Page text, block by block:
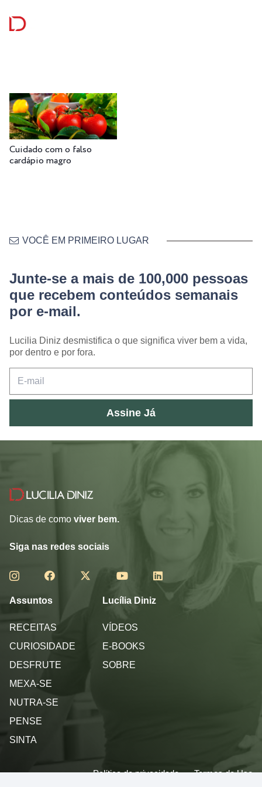
Cuidado com o falso
cardápio magro
VOCÊ EM PRIMEIRO LUGAR
Junte-se a mais de 100,000 pessoas
que recebem conteúdos semanais
por e-mail.
Lucilia Diniz desmistifica o que significa viver bem a vida,
por dentro e por fora.
Assine Já
Dicas de como viver bem.
Siga nas redes sociais
Assuntos
RECEITAS
CURIOSIDADE
DESFRUTE
MEXA-SE
NUTRA-SE
PENSE
SINTA
Lucília Diniz
VÍDEOS
E-BOOKS
SOBRE
Política de privacidade Termos de Uso